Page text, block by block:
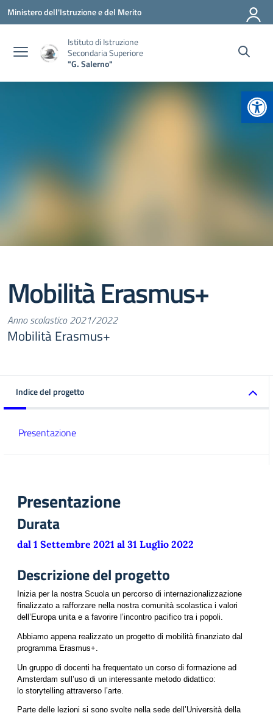
Vai ai contenuti
Vai al menu di navigazione
Vai al footer
Ministero dell'Istruzione e del Merito
Istituto di Istruzione
Secondaria Superiore
"G. Salerno"
Mobilità Erasmus+
Anno scolastico 2021/2022
Mobilità Erasmus+
Indice del progetto
Presentazione
Presentazione
Durata
dal 1 Settembre 2021 al 31 Luglio 2022
Descrizione del progetto
Inizia per la nostra Scuola un percorso di internazionalizzazione
finalizzato a rafforzare nella nostra comunità scolastica i valori
dell’Europa unita e a favorire l’incontro pacifico tra i popoli.
Abbiamo appena realizzato un progetto di mobilità finanziato dal
programma Erasmus+.
Un gruppo di docenti ha frequentato un corso di formazione ad
Amsterdam sull’uso di un interessante metodo didattico:
lo storytelling attraverso l’arte.
Parte delle lezioni si sono svolte nella sede dell’Università della